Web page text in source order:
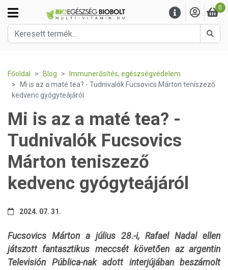
0
Főoldal Blog
Immunerősítés, egészségvédelem
Mi is az a maté tea? - Tudnivalók Fucsovics Márton teniszező
kedvenc gyógyteájáról
Mi is az a maté tea? -
Tudnivalók Fucsovics
Márton teniszező
kedvenc gyógyteájáról
2024. 07. 31.
Fucsovics Márton a július 28.-i, Rafael Nadal ellen
játszott fantasztikus meccsét követően az argentin
Televisión Pública-nak adott interjújában beszámolt